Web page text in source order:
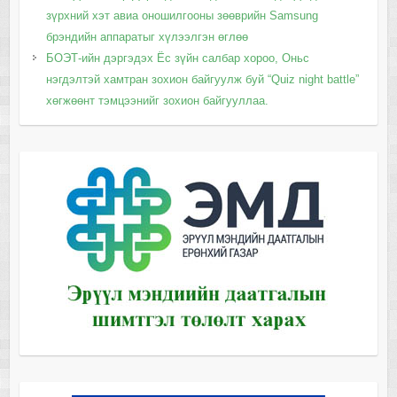
зүрхний хэт авиа оношилгооны зөөврийн Samsung
брэндийн аппаратыг хүлээлгэн өглөө
БОЭТ-ийн дэргэдэх Ёс зүйн салбар хороо, Оньс
нэгдэлтэй хамтран зохион байгуулж буй “Quiz night battle”
хөгжөөнт тэмцээнийг зохион байгууллаа.